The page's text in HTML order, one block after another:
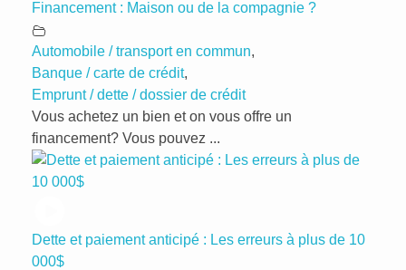
Financement : Maison ou de la compagnie ?
Automobile / transport en commun,
Banque / carte de crédit,
Emprunt / dette / dossier de crédit
Vous achetez un bien et on vous offre un
financement? Vous pouvez ...
Dette et paiement anticipé : Les erreurs à plus de 10
000$